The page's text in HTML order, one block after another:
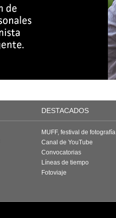
DESTACADOS
MUFF, festival de fotografía
Canal de YouTube
Convocatorias
Líneas de tiempo
Fotoviaje